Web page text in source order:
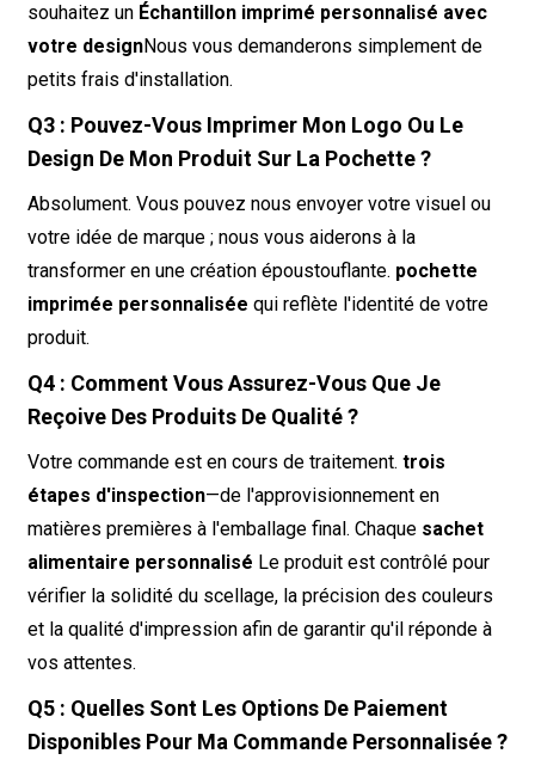
souhaitez un Échantillon imprimé personnalisé avec
votre designNous vous demanderons simplement de
petits frais d'installation.
Q3 : Pouvez-Vous Imprimer Mon Logo Ou Le
Design De Mon Produit Sur La Pochette ?
Absolument. Vous pouvez nous envoyer votre visuel ou
votre idée de marque ; nous vous aiderons à la
transformer en une création époustouflante. pochette
imprimée personnalisée qui reflète l'identité de votre
produit.
Q4 : Comment Vous Assurez-Vous Que Je
Reçoive Des Produits De Qualité ?
Votre commande est en cours de traitement. trois
étapes d'inspection—de l'approvisionnement en
matières premières à l'emballage final. Chaque sachet
alimentaire personnalisé Le produit est contrôlé pour
vérifier la solidité du scellage, la précision des couleurs
et la qualité d'impression afin de garantir qu'il réponde à
vos attentes.
Q5 : Quelles Sont Les Options De Paiement
Disponibles Pour Ma Commande Personnalisée ?